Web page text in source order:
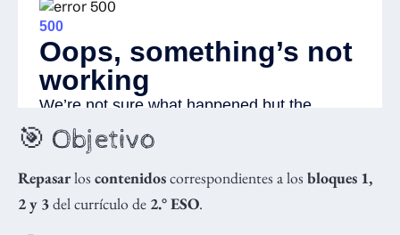
🎯 Objetivo
Repasarlos contenidoscorrespondientes a los bloques 1,
2 y 3del currículo de 2.° ESO.